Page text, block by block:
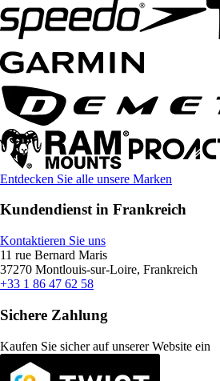
Entdecken Sie alle unsere Marken
Kundendienst in Frankreich
Kontaktieren Sie uns
11 rue Bernard Maris
37270 Montlouis-sur-Loire, Frankreich
+33 1 86 47 62 58
Sichere Zahlung
Kaufen Sie sicher auf unserer Website ein